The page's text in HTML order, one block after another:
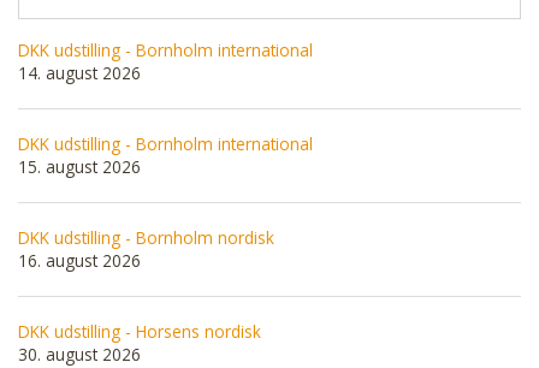
DKK udstilling - Bornholm international
14. august 2026
DKK udstilling - Bornholm international
15. august 2026
DKK udstilling - Bornholm nordisk
16. august 2026
DKK udstilling - Horsens nordisk
30. august 2026